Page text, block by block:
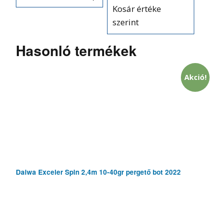
Kosár értéke
szerint
Hasonló termékek
Akció!
Daiwa Exceler Spin 2,4m 10-40gr pergető bot 2022